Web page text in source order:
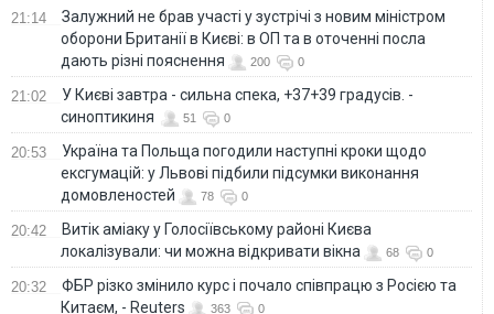
21:14
Залужний не брав участі у зустрічі з новим міністром
оборони Британії в Києві: в ОП та в оточенні посла
дають різні пояснення
200 0
21:02
У Києві завтра - сильна спека, +37+39 градусів. -
синоптикиня
51 0
20:53
Україна та Польща погодили наступні кроки щодо
ексгумацій: у Львові підбили підсумки виконання
домовленостей
78 0
20:42
Витік аміаку у Голосіївському районі Києва
локалізували: чи можна відкривати вікна
68 0
20:32
ФБР різко змінило курс і почало співпрацю з Росією та
Китаєм, - Reuters
363 0